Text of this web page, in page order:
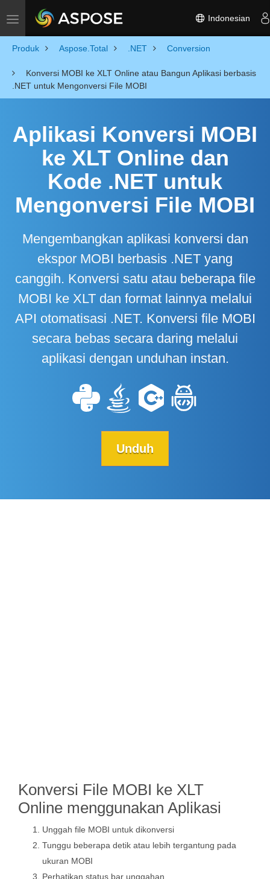
Toggle navigation Indonesian
Produk Aspose.Total .NET Conversion
Konversi MOBI ke XLT Online atau Bangun Aplikasi berbasis
.NET untuk Mengonversi File MOBI
Aplikasi Konversi MOBI
ke XLT Online dan
Kode .NET untuk
Mengonversi File MOBI
Mengembangkan aplikasi konversi dan
ekspor MOBI berbasis .NET yang
canggih. Konversi satu atau beberapa file
MOBI ke XLT dan format lainnya melalui
API otomatisasi .NET. Konversi file MOBI
secara bebas secara daring melalui
aplikasi dengan unduhan instan.
Unduh
Konversi File MOBI ke XLT
Online menggunakan Aplikasi
Unggah file MOBI untuk dikonversi
Tunggu beberapa detik atau lebih tergantung pada
ukuran MOBI
Perhatikan status bar unggahan